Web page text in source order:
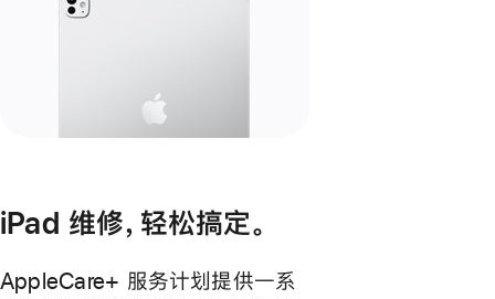
iPad 维修，轻松搞定。
AppleCare+ 服务计划提供一系